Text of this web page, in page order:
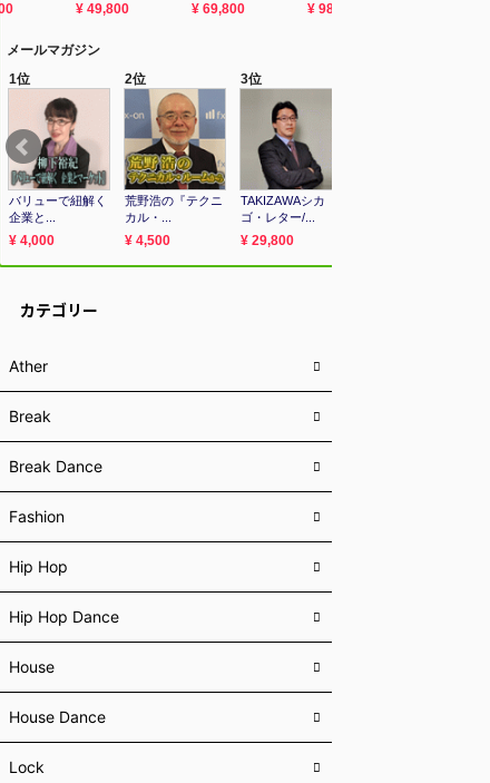
カテゴリー
Ather
Break
Break Dance
Fashion
Hip Hop
Hip Hop Dance
House
House Dance
Lock